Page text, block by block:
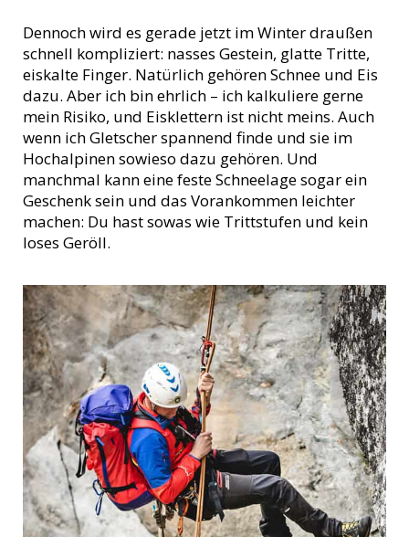
Dennoch wird es gerade jetzt im Winter draußen
schnell kompliziert: nasses Gestein, glatte Tritte,
eiskalte Finger. Natürlich gehören Schnee und Eis
dazu. Aber ich bin ehrlich – ich kalkuliere gerne
mein Risiko, und Eisklettern ist nicht meins. Auch
wenn ich Gletscher spannend finde und sie im
Hochalpinen sowieso dazu gehören. Und
manchmal kann eine feste Schneelage sogar ein
Geschenk sein und das Vorankommen leichter
machen: Du hast sowas wie Trittstufen und kein
loses Geröll.